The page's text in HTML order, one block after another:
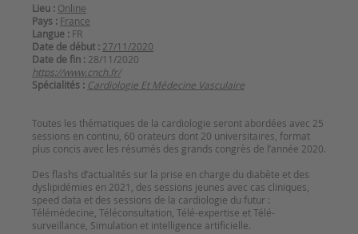
Lieu : Online
Pays : France
Langue : FR
Date de début : 27/11/2020
Date de fin : 28/11/2020
https://www.cnch.fr/
Spécialités : Cardiologie Et Médecine Vasculaire
Toutes les thématiques de la cardiologie seront abordées avec 25
sessions en continu, 60 orateurs dont 20 universitaires, format
plus concis avec les résumés des grands congrès de l’année 2020.
Des flashs d’actualités sur la prise en charge du diabète et des
dyslipidémies en 2021, des sessions jeunes avec cas cliniques,
speed data et des sessions de la cardiologie du futur :
Télémédecine, Téléconsultation, Télé-expertise et Télé-
surveillance, Simulation et intelligence artificielle.